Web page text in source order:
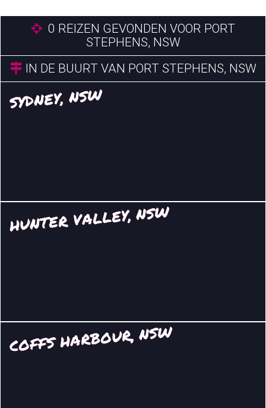
0 REIZEN GEVONDEN VOOR PORT
STEPHENS, NSW
IN DE BUURT VAN PORT STEPHENS, NSW
SYDNEY, NSW
HUNTER VALLEY, NSW
COFFS HARBOUR, NSW